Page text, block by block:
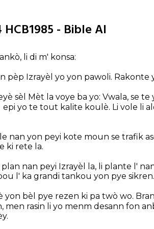
HCB1985 - Bible AI
li di m' konsa:
pèp Izrayèl yo yon pawoli. Rakonte
sèl Mèt la voye ba yo: Vwala, se
yo te tout kalite koulè. Li vole li
nan yon peyi kote moun se trafik
ki rete la.
plan nan peyi Izrayèl la, li plante l'
l' ka grandi tankou yon pye sikren.
yon bèl pye rezen ki pa twò wo.
men rasin li yo menm desann fon